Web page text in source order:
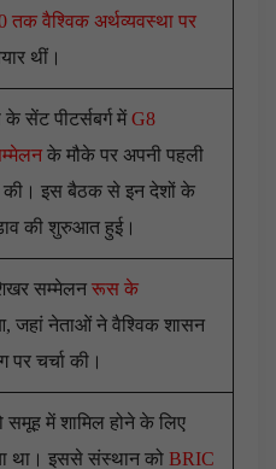
तक वैश्विक अर्थव्यवस्था पर
थीं।
सेंट पीटर्सबर्ग मेंG8
के मौके पर अपनी पहली
की। इस बैठक से इन देशों के
की शुरुआत हुई।
सम्मेलन रूस के
जहां नेताओं ने वैश्विक शासन
चर्चा की।
समूह में शामिल होने के लिए
था। इससे संस्थान को BRIC